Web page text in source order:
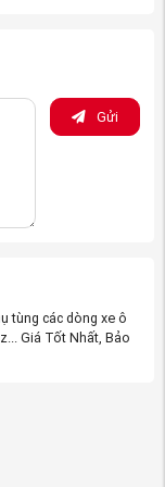
ty chúng tôi
nhân viên kinh
xe Honda chắc
mà bạn cần
hộp theo tiêu
nét, không có
Gửi
tùng các dòng xe ô
Giá Tốt Nhất, Bảo